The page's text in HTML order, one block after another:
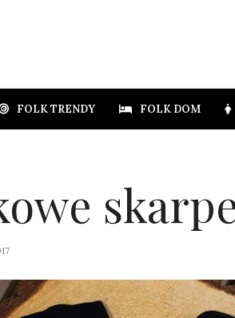
FOLK TRENDY FOLK DOM